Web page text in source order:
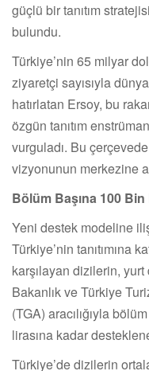
güçlü bir tanıtım
bulundu.
Türkiye’nin 65 milyar
ziyaretçi sayısıyla
hatırlatan Ersoy, bu
özgün tanıtım
vurguladı. Bu
vizyonunun merkezine
Bölüm Başına 100
Yeni destek modeline
Türkiye’nin tanıtımına
karşılayan dizilerin, yurt
Bakanlık ve Türkiye
(TGA) aracılığıyla
lirasına kadar
Türkiye’de dizilerin